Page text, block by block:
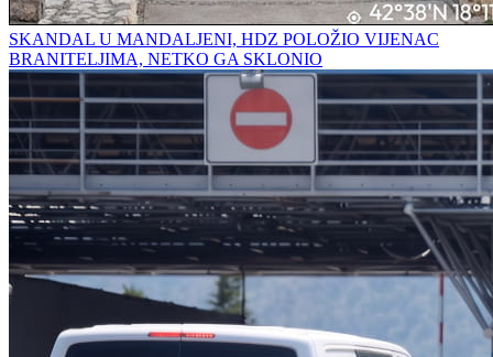
SKANDAL U MANDALJENI, HDZ POLOŽIO VIJENAC
BRANITELJIMA, NETKO GA SKLONIO